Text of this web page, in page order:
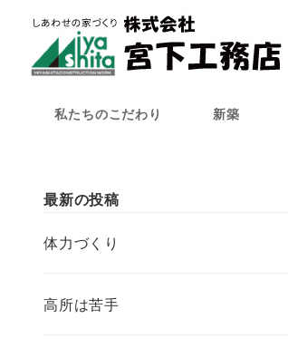
私たちのこだわり 新築
最新の投稿
体力づくり
高所は苦手